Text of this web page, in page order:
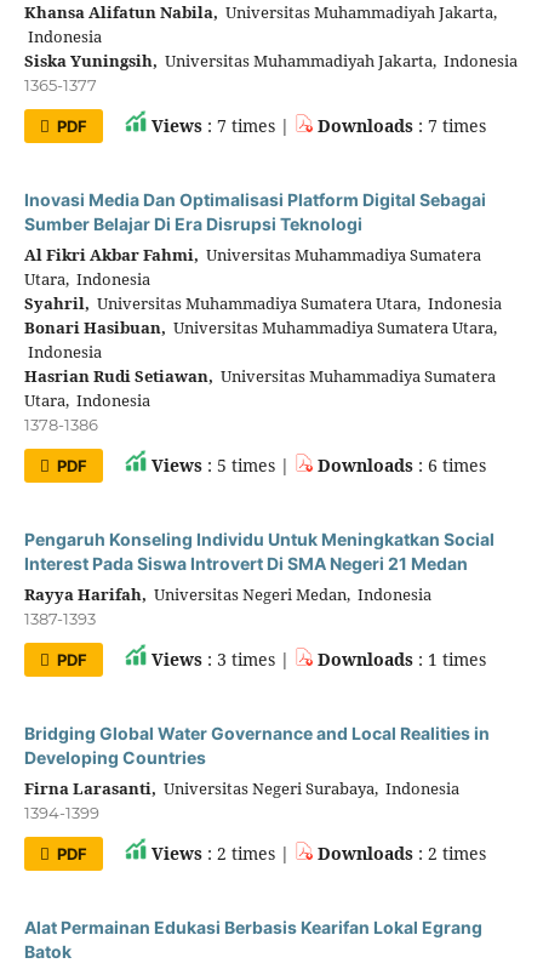
Khansa Alifatun Nabila, Universitas Muhammadiyah Jakarta,
Indonesia
Siska Yuningsih, Universitas Muhammadiyah Jakarta, Indonesia
1365-1377
PDF Views : 7 times | Downloads : 7 times
Inovasi Media Dan Optimalisasi Platform Digital Sebagai
Sumber Belajar Di Era Disrupsi Teknologi
Al Fikri Akbar Fahmi, Universitas Muhammadiya Sumatera
Utara, Indonesia
Syahril, Universitas Muhammadiya Sumatera Utara, Indonesia
Bonari Hasibuan, Universitas Muhammadiya Sumatera Utara,
Indonesia
Hasrian Rudi Setiawan, Universitas Muhammadiya Sumatera
Utara, Indonesia
1378-1386
PDF Views : 5 times | Downloads : 6 times
Pengaruh Konseling Individu Untuk Meningkatkan Social
Interest Pada Siswa Introvert Di SMA Negeri 21 Medan
Rayya Harifah, Universitas Negeri Medan, Indonesia
1387-1393
PDF Views : 3 times | Downloads : 1 times
Bridging Global Water Governance and Local Realities in
Developing Countries
Firna Larasanti, Universitas Negeri Surabaya, Indonesia
1394-1399
PDF Views : 2 times | Downloads : 2 times
Alat Permainan Edukasi Berbasis Kearifan Lokal Egrang
Batok